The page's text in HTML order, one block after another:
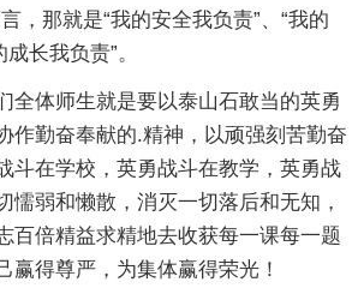
，那就是“我的安全我负责”、“我的
长我负责”。
全体师生就是要以泰山石敢当的英勇
作勤奋奉献的.精神，以顽强刻苦勤奋
斗在学校，英勇战斗在教学，英勇战
懦弱和懒散，消灭一切落后和无知，
百倍精益求精地去收获每一课每一题
赢得尊严，为集体赢得荣光！